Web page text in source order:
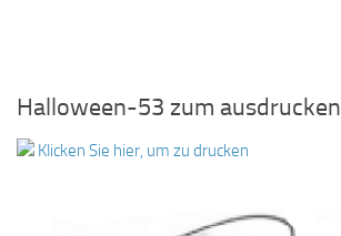
Halloween-53 zum ausdrucken
Klicken Sie hier, um zu drucken